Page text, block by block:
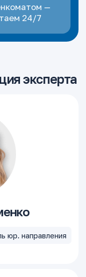
—
24/7
эксперта
юр. направления